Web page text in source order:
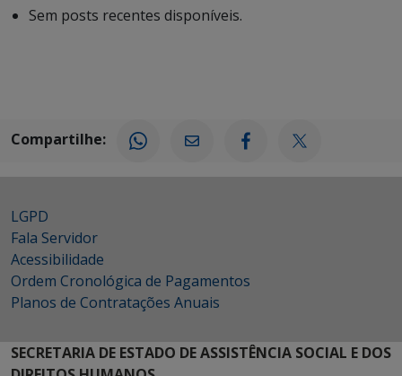
Sem posts recentes disponíveis.
Compartilhe:
LGPD
Fala Servidor
Acessibilidade
Ordem Cronológica de Pagamentos
Planos de Contratações Anuais
SECRETARIA DE ESTADO DE ASSISTÊNCIA SOCIAL E DOS